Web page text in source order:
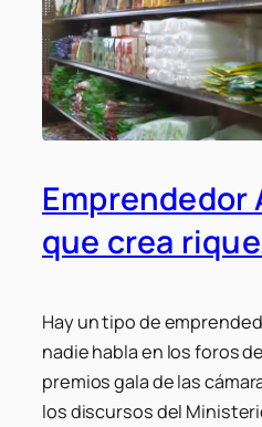
Emprendedor
que crea
Hay un tipo de
nadie habla en los foros
premios gala de las
los discursos del